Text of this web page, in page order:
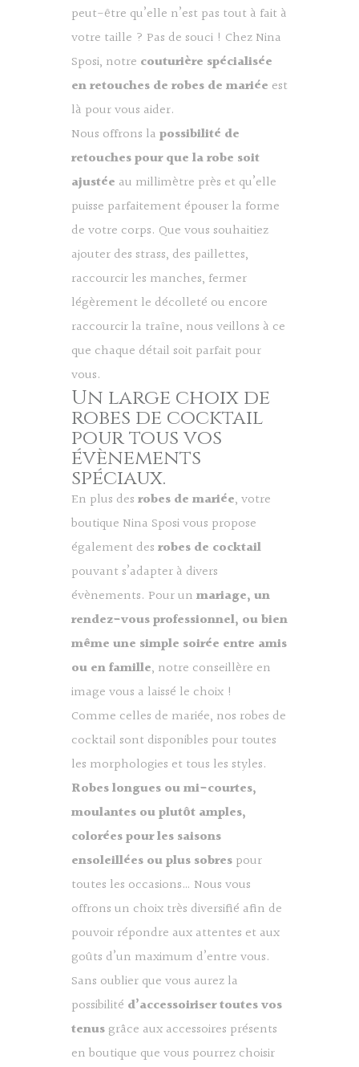
peut-être qu’elle n’est pas tout à fait à
votre taille ? Pas de souci ! Chez Nina
Sposi, notre couturière spécialisée
en retouches de robes de mariée est
là pour vous aider.
Nous offrons la possibilité de
retouches pour que la robe soit
ajustée au millimètre près et qu’elle
puisse parfaitement épouser la forme
de votre corps. Que vous souhaitiez
ajouter des strass, des paillettes,
raccourcir les manches, fermer
légèrement le décolleté ou encore
raccourcir la traîne, nous veillons à ce
que chaque détail soit parfait pour
vous.
Un large choix de
robes de cocktail
pour tous vos
évènements
spéciaux.
En plus des robes de mariée, votre
boutique Nina Sposi vous propose
également des robes de cocktail
pouvant s’adapter à divers
évènements. Pour un mariage, un
rendez-vous professionnel, ou bien
même une simple soirée entre amis
ou en famille, notre conseillère en
image vous a laissé le choix !
Comme celles de mariée, nos robes de
cocktail sont disponibles pour toutes
les morphologies et tous les styles.
Robes longues ou mi-courtes,
moulantes ou plutôt amples,
colorées pour les saisons
ensoleillées ou plus sobres pour
toutes les occasions… Nous vous
offrons un choix très diversifié afin de
pouvoir répondre aux attentes et aux
goûts d’un maximum d’entre vous.
Sans oublier que vous aurez la
possibilité d’accessoiriser toutes vos
tenus grâce aux accessoires présents
en boutique que vous pourrez choisir